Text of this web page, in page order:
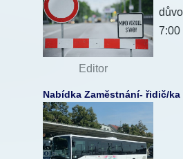
7:00
Editor
Nabídka Zaměstnání- řidič/